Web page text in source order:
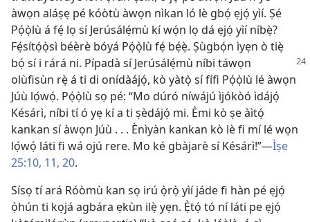
àwọn aláṣẹ pé kóòtù àwọn nìkan ló lè gbọ́ ẹjọ́ yìí. Ṣé
Pọ́ọ̀lù á fẹ́ lọ sí Jerúsálẹ́mù kí wọ́n lọ dá ẹjọ́ yìí níbẹ̀?
Fẹ́sítọ́ọ̀sì béèrè bóyá Pọ́ọ̀lù fẹ́ bẹ́ẹ̀. Ṣùgbọ́n ìyẹn ò tiẹ̀
bọ́ sí i rárá ni. Pípadà sí Jerúsálẹ́mù níbi táwọn
olùfisùn rẹ̀ á ti di onídàájọ́, kò yàtọ̀ sí fífi Pọ́ọ̀lù lé àwọn
Júù lọ́wọ́. Pọ́ọ̀lù sọ pé: “Mo dúró níwájú ìjókòó ìdájọ́
Késárì, níbi tí ó yẹ kí a ti ṣèdájọ́ mi. Èmi kò ṣe àìtọ́
kankan sí àwọn Júù . . . Ènìyàn kankan kò lè fi mí lé wọn
lọ́wọ́ láti fi wá ojú rere. Mo ké gbàjarè sí Késárì!”—Ìṣe
25:10, 11, 20.
Sísọ tí ará Róòmù kan sọ irú ọ̀rọ̀ yìí jáde fi hàn pé ẹjọ́
ọ̀hún ti kọjá agbára ẹkùn ilẹ̀ yẹn. Ẹ̀tọ́ tó ní láti pe ẹjọ́